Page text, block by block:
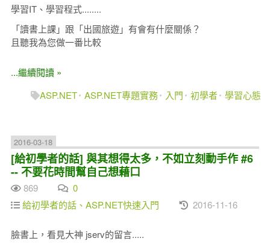
學習IT、學習程式........
「讀書上課」跟「出國旅遊」有會有什麼關係？
且聽我為您做一番比較
...繼續閱讀 »
ASP.NET ASP.NET專題實務 入門 初學者 學習心態
2016-03-18
[給初學者的話] 與其想得太多，不如立刻動手作 #6
-- 不要花時間幫自己想藉口
869
0
給初學者的話、ASP.NET快速入門
2016-11-16
臉書上，看見大神 jserv的留言.....